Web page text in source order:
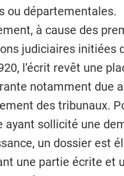
ou départementales.
à cause des
judiciaires initiées
l’écrit revêt une
notamment due
des tribunaux.
ayant sollicité une
un dossier est
une partie écrite et